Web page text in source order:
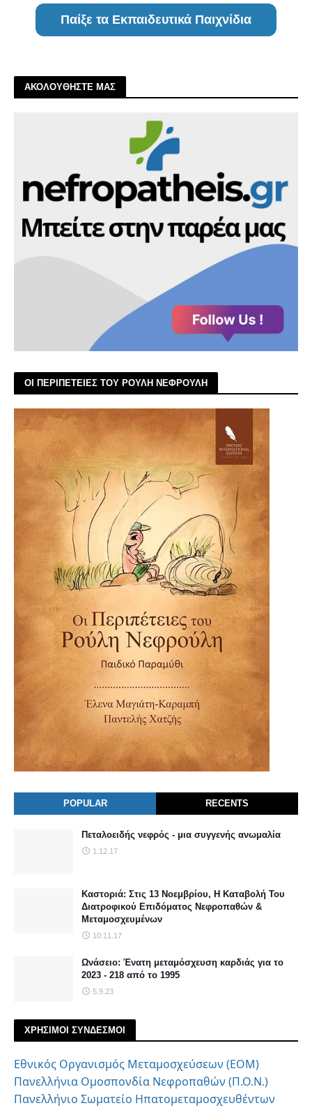
Παίξε τα Εκπαιδευτικά Παιχνίδια
ΑΚΟΛΟΥΘΗΣΤΕ ΜΑΣ
ΟΙ ΠΕΡΙΠΕΤΕΙΕΣ ΤΟΥ ΡΟΥΛΗ ΝΕΦΡΟΥΛΗ
POPULAR RECENTS
Πεταλοειδής νεφρός - μια συγγενής ανωμαλία
1.12.17
Καστοριά: Στις 13 Νοεμβρίου, Η Καταβολή Του
Διατροφικού Επιδόματος Νεφροπαθών &
Μεταμοσχευμένων
10.11.17
Ωνάσειο: Ένατη μεταμόσχευση καρδιάς για το
2023 - 218 από το 1995
5.9.23
ΧΡΗΣΙΜΟΙ ΣΥΝΔΕΣΜΟΙ
Εθνικός Οργανισμός Μεταμοσχεύσεων (ΕΟΜ)
Πανελλήνια Ομοσπονδία Νεφροπαθών (Π.Ο.Ν.)
Πανελλήνιο Σωματείο Ηπατομεταμοσχευθέντων